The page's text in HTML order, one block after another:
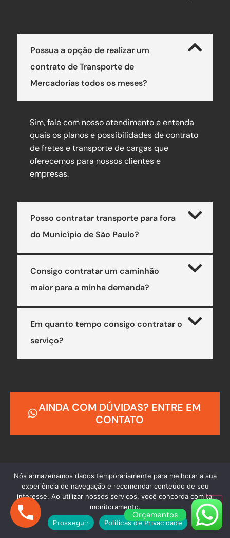
Possua a opção de realizar um
contrato de Transporte de
Mercadorias todos os meses?
Sim, fale com nosso atendimento e entenda
quais os planos e possibilidades de contrato
de fretes e transporte de cargas que
oferecemos para nossos clientes e
empresas.
Posso contratar transporte para fora
do Município de São Paulo?
Consigo contratar um caminhão
maior para a minha demanda?
Em quanto tempo consigo contratar o
serviço?
AINDA COM DÚVIDAS? ENTRE EM
CONTATO
Para melhor atendê-lo,
aceitamos todas as formas
Orçamentos
Nós armazenamos dados temporariamente para melhorar a sua
experiência de navegação e recomendar conteúdo de seu
interesse. Ao utilizar nossos serviços, você concorda com tal
monitoramento.
Prosseguir
Políticas de Privacidade